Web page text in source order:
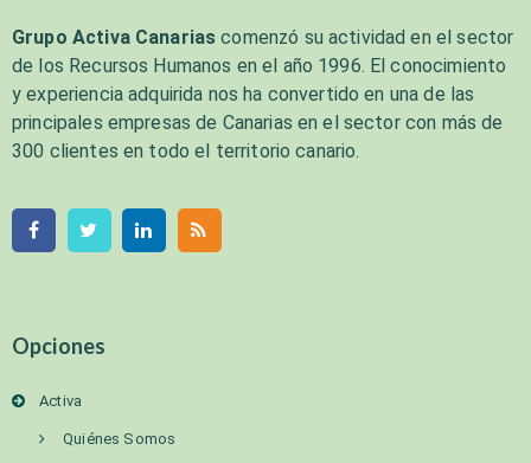
Grupo Activa Canarias comenzó su actividad en el sector
de los Recursos Humanos en el año 1996. El conocimiento
y experiencia adquirida nos ha convertido en una de las
principales empresas de Canarias en el sector con más de
300 clientes en todo el territorio canario.
Opciones
Activa
Quiénes Somos